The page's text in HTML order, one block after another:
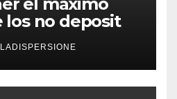
los no deposit
roby casino
LADISPERSIONE